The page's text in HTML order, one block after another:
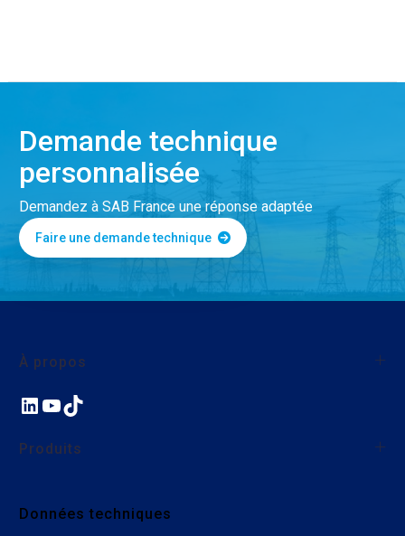
Demande technique
personnalisée
Demandez à SAB France une réponse adaptée
Faire une demande technique
À propos
À propos de SAB France
Nos actions environnementales et sociales
LinkedIn
YouTube
TikTok
Produits
Câbles industriels
Données techniques